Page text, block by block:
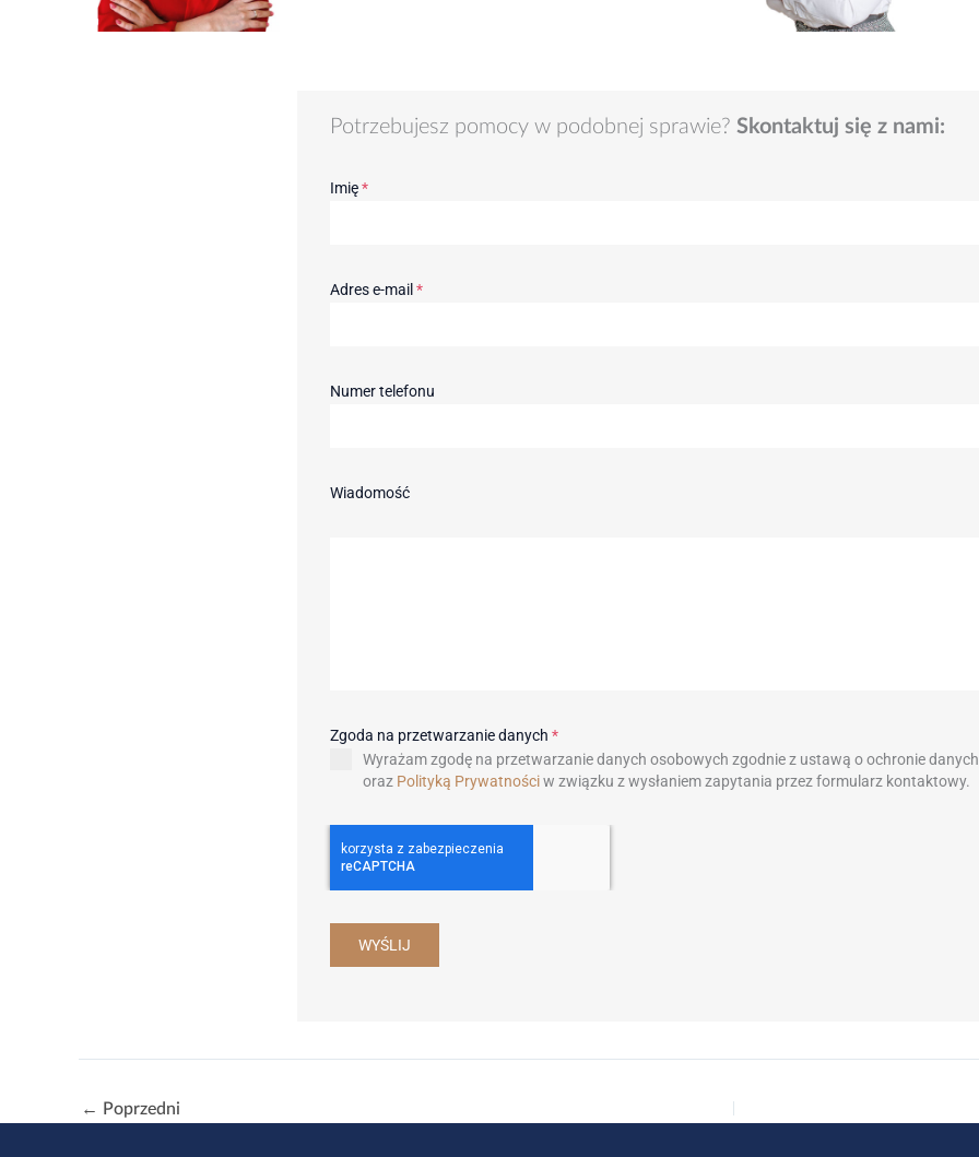
Potrzebujesz pomocy w podobnej sprawie? Skontaktuj się z nami:
Imię*
Adres e-mail *
Numer telefonu
Wiadomość
Zgoda na przetwarzanie danych *
Wyrażam zgodę na przetwarzanie danych osobowych zgodnie z ustawą o ochronie
oraz Polityką Prywatnościw związku z wysłaniem zapytania przez formularz kontaktowy.
WYŚLIJ
← Poprzedni